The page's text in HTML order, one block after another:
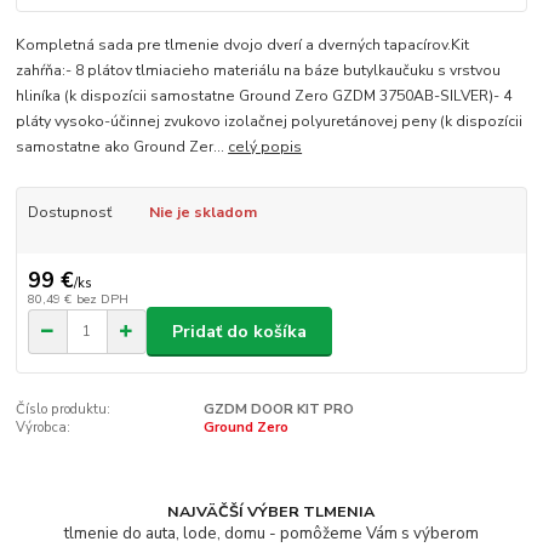
Kompletná sada pre tlmenie dvojo dverí a dverných tapacírov.Kit
zahŕňa:- 8 plátov tlmiacieho materiálu na báze butylkaučuku s vrstvou
hliníka (k dispozícii samostatne Ground Zero GZDM 3750AB-SILVER)- 4
pláty vysoko-účinnej zvukovo izolačnej polyuretánovej peny (k dispozícii
samostatne ako Ground Zer... celý popis
Dostupnosť Nie je skladom
99 €/ks
80,49 € bez DPH
Pridať do košíka
Číslo produktu:
GZDM DOOR KIT PRO
Výrobca:
Ground Zero
NAJVÄČŠÍ VÝBER TLMENIA
tlmenie do auta, lode, domu - pomôžeme Vám s výberom